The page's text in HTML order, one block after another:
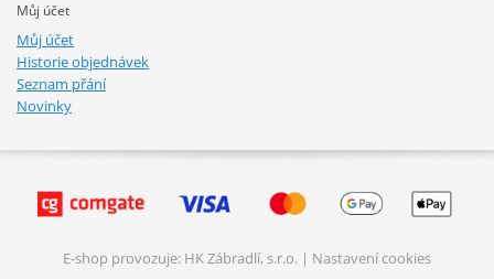
Můj účet
Můj účet
Historie objednávek
Seznam přání
Novinky
E-shop provozuje: HK Zábradlí, s.r.o. | Nastavení cookies